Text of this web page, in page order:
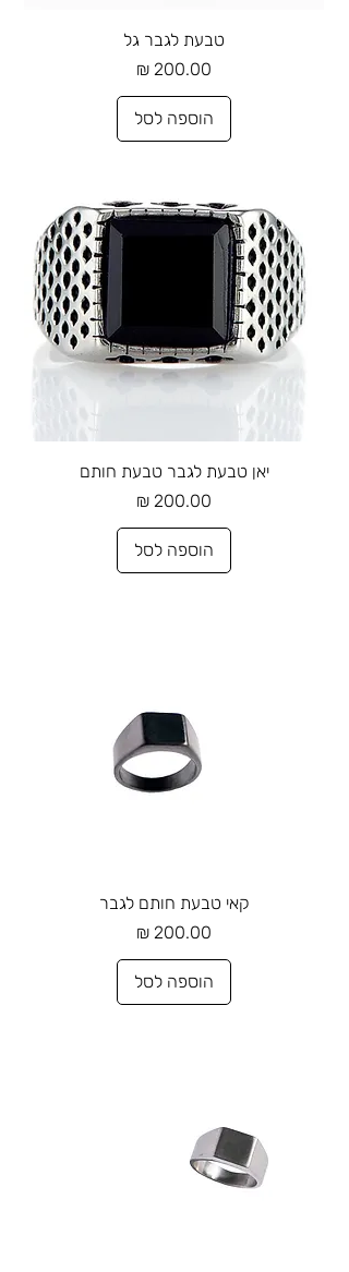
טבעת לגבר גל
מחיר
הוספה לסל
יאן טבעת לגבר טבעת חותם
מחיר
הוספה לסל
קאי טבעת חותם לגבר
מחיר
הוספה לסל